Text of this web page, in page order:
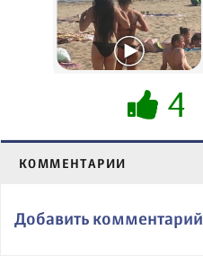
4
КОММЕНТАРИИ
Добавить комментарий